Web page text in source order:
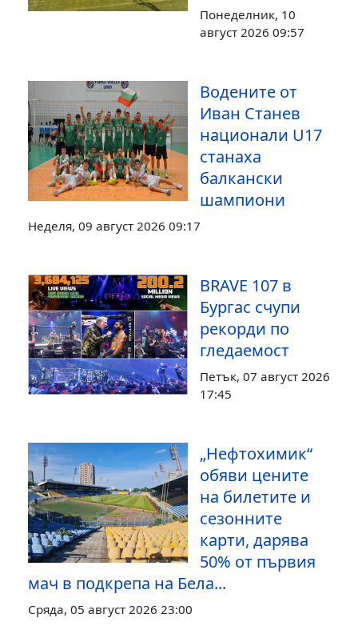
Понеделник, 10
август 2026 09:57
Водените от
Иван Станев
национали U17
станаха
балкански
шампиони
Неделя, 09 август 2026 09:17
BRAVE 107 в
Бургас счупи
рекорди по
гледаемост
Петък, 07 август 2026
17:45
„Нефтохимик“
обяви цените
на билетите и
сезонните
карти, дарява
50% от първия
мач в подкрепа на Бела...
Сряда, 05 август 2026 23:00